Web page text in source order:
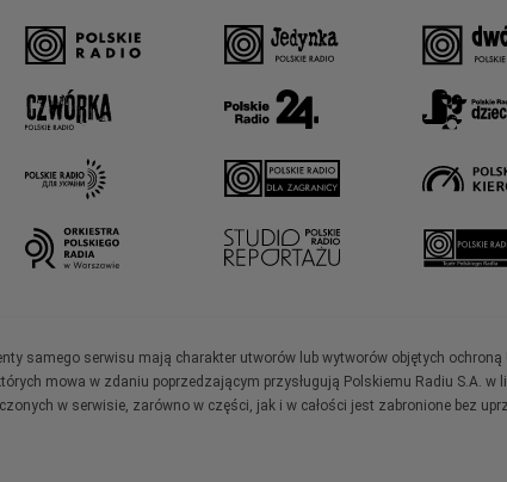
samego serwisu mają charakter utworów lub wytworów objętych
mowa w zdaniu poprzedzającym przysługują Polskiemu Radiu S.A.
w serwisie, zarówno w części, jak i w całości jest zabronione bez